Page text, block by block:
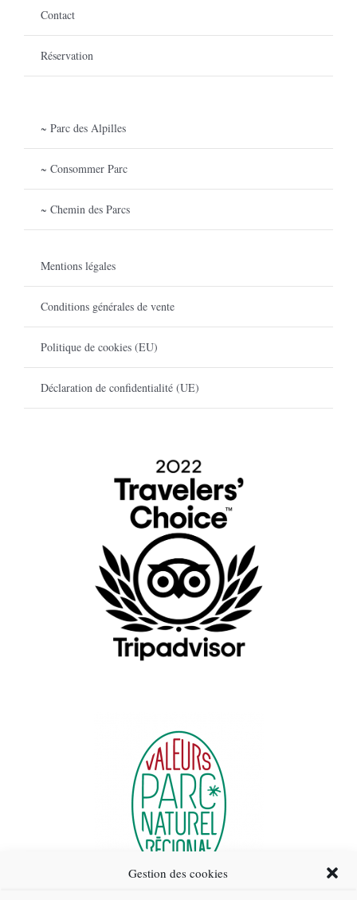
Gestion des cookies
Contact
Réservation
~ Parc des Alpilles
~ Consommer Parc
~ Chemin des Parcs
Mentions légales
Conditions générales de vente
Politique de cookies (EU)
Déclaration de confidentialité (UE)